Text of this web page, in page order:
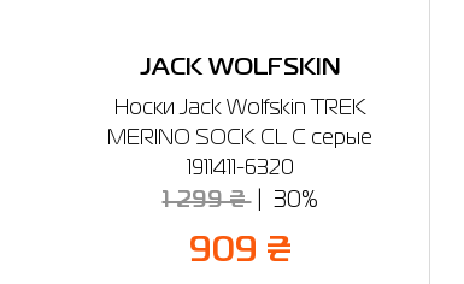
JACK WOLFSKIN
Носки Jack Wolfskin TREK
MERINO SOCK CL C серые
1911411-6320
1 299 ₴ 30%
909 ₴